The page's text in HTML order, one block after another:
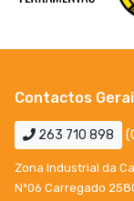
Contactos
263 710 898
Zona Industrial da
Nº06 Carregado